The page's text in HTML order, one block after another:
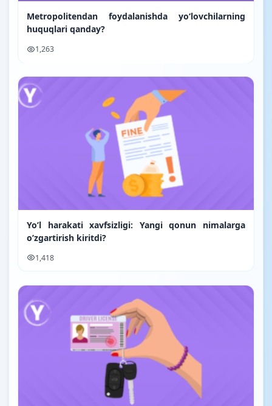
Metropolitendan foydalanishda yo‘lovchilarning
huquqlari qanday?
1,263
Yo’l harakati xavfsizligi: Yangi qonun nimalarga
o’zgartirish kiritdi?
1,418